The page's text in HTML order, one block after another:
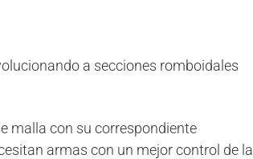
a secciones romboidales
malla con su correspondiente
armas con un mejor control de la